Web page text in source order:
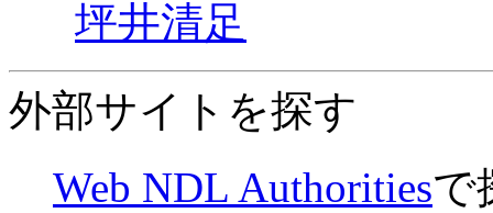
坪井清足
外部サイトを探す
Web NDL Authoritiesで